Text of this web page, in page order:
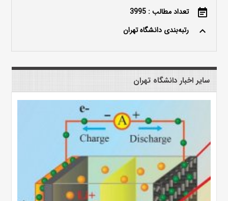
event_note تعداد مطالب : 3995
keyboard_arrow_up رتبه‌بندی دانشگاه تهران
سایر اخبار دانشگاه تهران